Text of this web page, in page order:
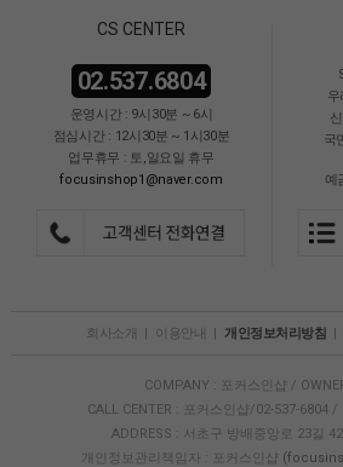
CS CENTER
02.537.6804
운영시간 : 9시30분 ~ 6시
점심시간 : 12시30분 ~ 1시30분
업무휴무 : 토,일요일 휴무
focusinshop1@naver.com
우
국
예
회사소개 이용안내 개인정보처리방침
COMPANY : 포커스인샵 /
CALL CENTER : 포커스인샵/02-537-6804 /
ADDRESS : 서초구 방배중앙로 23길
개인정보관리책임자 : 포커스인샵